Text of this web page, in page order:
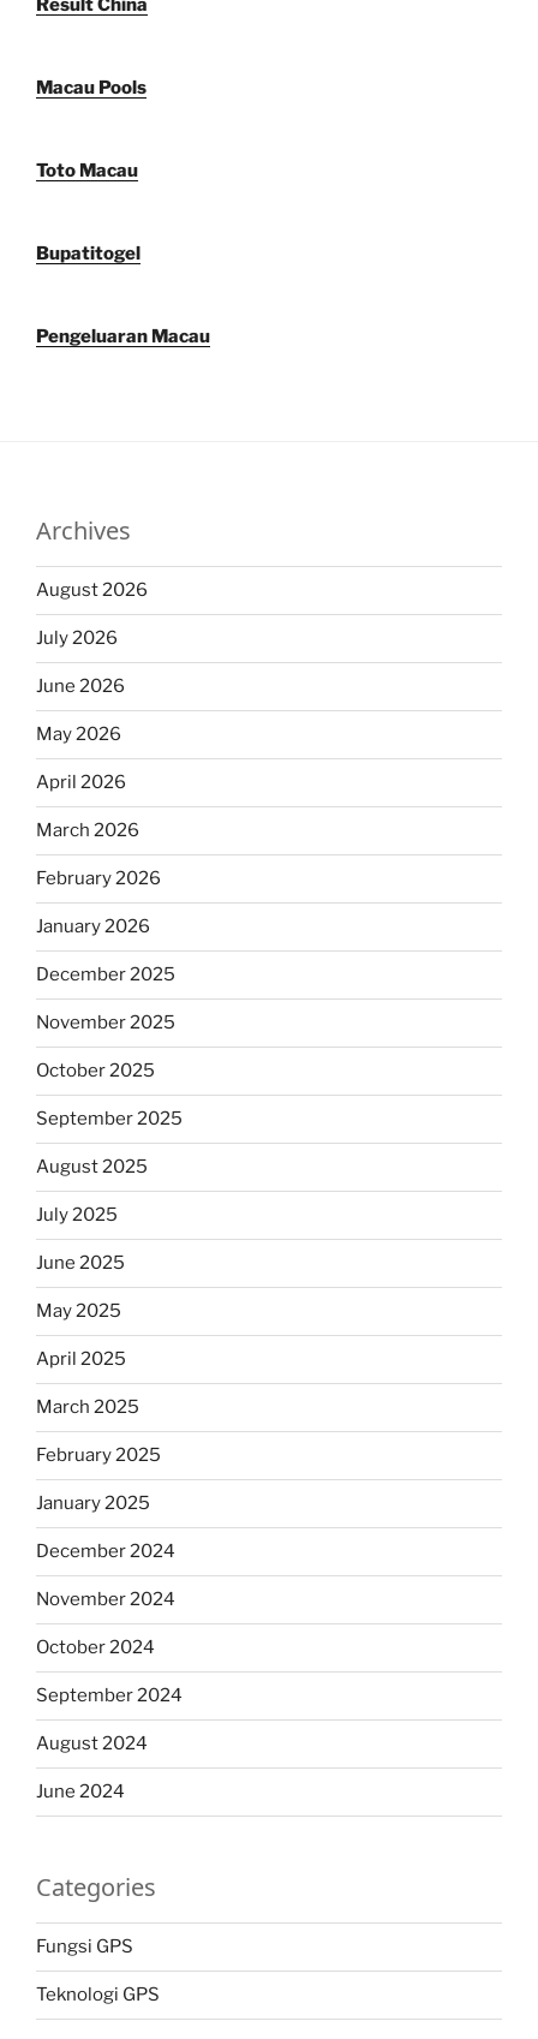
Result China
Macau Pools
Toto Macau
Bupatitogel
Pengeluaran Macau
Archives
August 2026
July 2026
June 2026
May 2026
April 2026
March 2026
February 2026
January 2026
December 2025
November 2025
October 2025
September 2025
August 2025
July 2025
June 2025
May 2025
April 2025
March 2025
February 2025
January 2025
December 2024
November 2024
October 2024
September 2024
August 2024
June 2024
Categories
Fungsi GPS
Teknologi GPS